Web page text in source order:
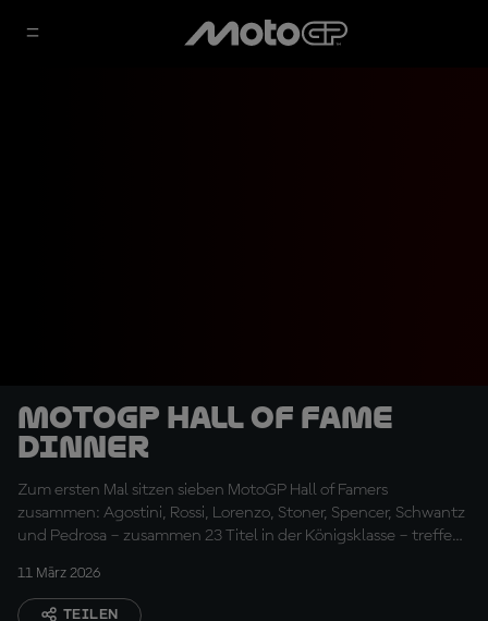
MotoGP Hall of Fame
Dinner
Zum ersten Mal sitzen sieben MotoGP Hall of Famers
zusammen: Agostini, Rossi, Lorenzo, Stoner, Spencer, Schwantz
und Pedrosa – zusammen 23 Titel in der Königsklasse – treffen
echt interessant sind.
11 März 2026
TEILEN